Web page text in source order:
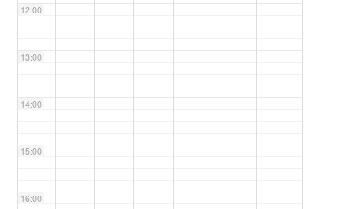
12:00
13:00
14:00
15:00
16:00